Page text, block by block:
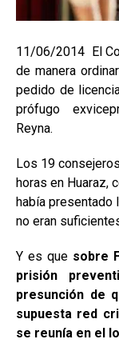
11/06/2014 El
de manera
pedido de
prófugo
Reyna.
Los 19
horas en Huaraz,
había presentado
no eran
Y es que sobre
prisión
presunción de
supuesta red
se reunía en el